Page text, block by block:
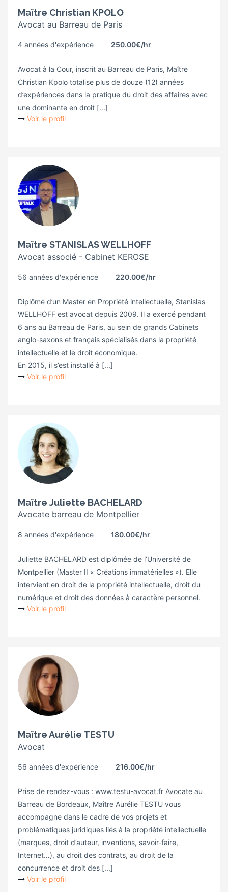
Maître Christian KPOLO
Avocat au Barreau de Paris
4 années d'expérience 250.00€/hr
Avocat à la Cour, inscrit au Barreau de Paris, Maître
Christian Kpolo totalise plus de douze (12) années
d’expériences dans la pratique du droit des affaires avec
une dominante en droit [...]
Voir le profil
Maître STANISLAS WELLHOFF
Avocat associé - Cabinet KEROSE
56 années d'expérience 220.00€/hr
Diplômé d’un Master en Propriété intellectuelle, Stanislas
WELLHOFF est avocat depuis 2009. Il a exercé pendant
6 ans au Barreau de Paris, au sein de grands Cabinets
anglo-saxons et français spécialisés dans la propriété
intellectuelle et le droit économique.
En 2015, il s’est installé à [...]
Voir le profil
Maître Juliette BACHELARD
Avocate barreau de Montpellier
8 années d'expérience 180.00€/hr
Juliette BACHELARD est diplômée de l’Université de
Montpellier (Master II « Créations immatérielles »). Elle
intervient en droit de la propriété intellectuelle, droit du
numérique et droit des données à caractère personnel.
Voir le profil
Maître Aurélie TESTU
Avocat
56 années d'expérience 216.00€/hr
Prise de rendez-vous : www.testu-avocat.fr Avocate au
Barreau de Bordeaux, Maître Aurélie TESTU vous
accompagne dans le cadre de vos projets et
problématiques juridiques liés à la propriété intellectuelle
(marques, droit d’auteur, inventions, savoir-faire,
Internet…), au droit des contrats, au droit de la
concurrence et droit des [...]
Voir le profil